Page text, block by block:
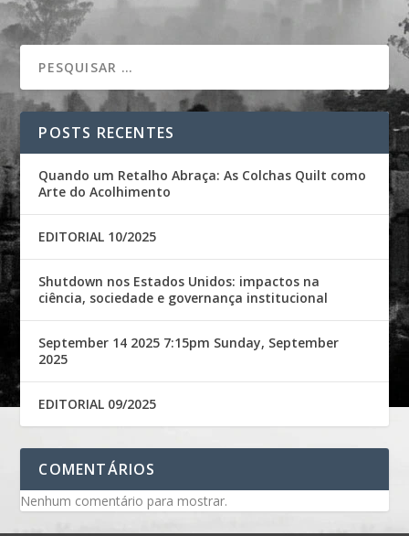
POSTS RECENTES
Quando um Retalho Abraça: As Colchas Quilt como
Arte do Acolhimento
EDITORIAL 10/2025
Shutdown nos Estados Unidos: impactos na
ciência, sociedade e governança institucional
September 14 2025 7:15pm Sunday, September
2025
EDITORIAL 09/2025
COMENTÁRIOS
Nenhum comentário para mostrar.